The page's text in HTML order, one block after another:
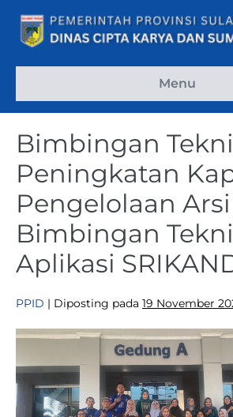
Menu
Bimbingan
Peningkatan
Pengelolaan
Bimbingan
Aplikasi
PPID | Diposting pada 19 November